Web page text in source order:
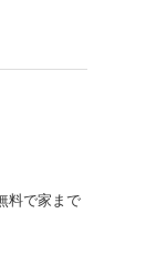
料で家まで